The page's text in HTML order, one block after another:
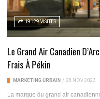
19129 VISITES
Le Grand Air Canadien
Frais À Pékin
MARKETING URBAIN / 28 NOV 2023
La marque du grand air